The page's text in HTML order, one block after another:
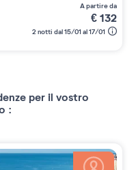
a partire da
€132
2 notti dal 15/01 al 17/01
per il vostro
: